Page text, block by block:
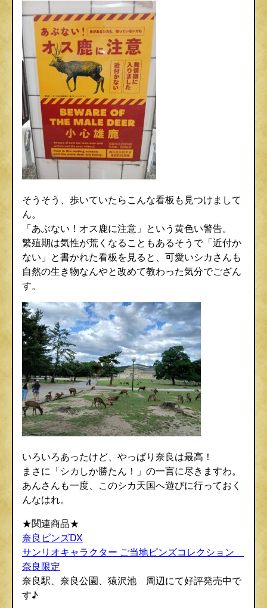
そうそう、歩いていたらこんな看板も見つけまして
ん。
「あぶない！オス鹿に注意」という黄色い警告。
繁殖期は気性が荒くなることもあるそうで「近付か
ない」と書かれた看板を見ると、可愛いシカさんも
自然の生き物なんやと改めて教わった気分でござん
す。
いろいろあったけど、やっぱり奈良は最高！
まさに「シカしか勝たん！」の一言に尽きますわ。
あんさんも一度、このシカ天国へ遊びに行っておく
んなはれ。
★関連商品★
奈良ピンズDX
サンリオキャラクター ご当地ピンズコレクション
奈良限定
奈良駅、奈良公園、猿沢池 周辺にて好評発売中で
す♪